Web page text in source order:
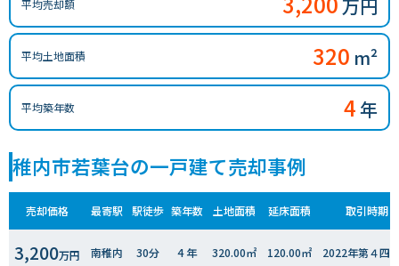
平均売却額 万円
平均土地面積 320 m²
平均築年数 4年
稚内市若葉台の一戸建て売却事例
売却価格 最寄駅 駅徒歩 築年数 土地面積 延床面積 取引時期
3,200万円 南稚内 30分 4 年 320.00㎡ 120.00㎡ 2022年第４四